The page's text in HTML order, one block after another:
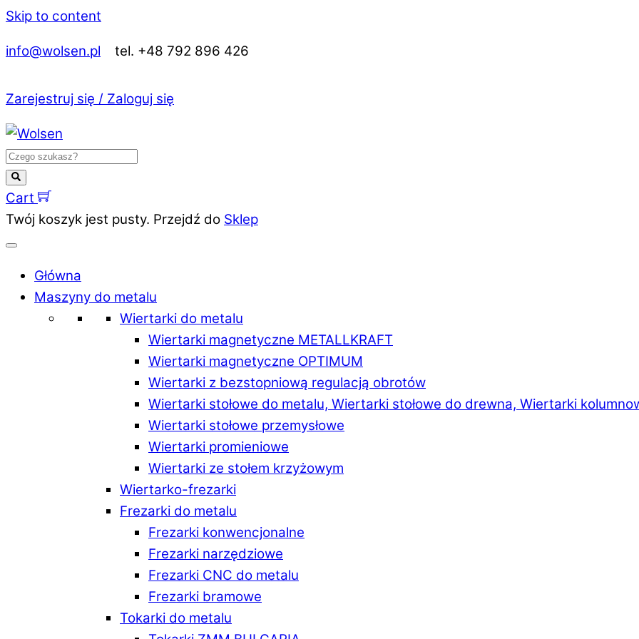
Skip to content
info@wolsen.pl tel. +48 792 896 426
Zarejestruj się / Zaloguj się
Cart
Twój koszyk jest pusty. Przejdź do Sklep
Główna
Maszyny do metalu
Wiertarki do metalu
Wiertarki magnetyczne METALLKRAFT
Wiertarki magnetyczne OPTIMUM
Wiertarki z bezstopniową regulacją obrotów
Wiertarki stołowe do metalu, Wiertarki stołowe do drewna, Wiertarki
Wiertarki stołowe przemysłowe
Wiertarki promieniowe
Wiertarki ze stołem krzyżowym
Wiertarko-frezarki
Frezarki do metalu
Frezarki konwencjonalne
Frezarki narzędziowe
Frezarki CNC do metalu
Frezarki bramowe
Tokarki do metalu